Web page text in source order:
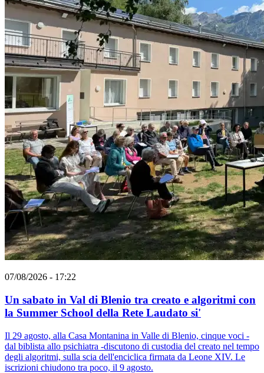
07/08/2026 - 17:22
Un sabato in Val di Blenio tra creato e algoritmi con
la Summer School della Rete Laudato si'
Il 29 agosto, alla Casa Montanina in Valle di Blenio, cinque voci -
dal biblista allo psichiatra -discutono di custodia del creato nel tempo
degli algoritmi, sulla scia dell'enciclica firmata da Leone XIV. Le
iscrizioni chiudono tra poco, il 9 agosto.